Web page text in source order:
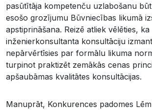
pasūtītāja kompetenču uzlabošanu
esošo grozījumu Būvniecības likumā
apstiprināšana. Reizē atliek vēlēties, ka
inženierkonsultanta konsultāciju
nepārvērtīsies par formālu likuma
turpinot praktizēt zemākās cenas
apšaubāmas kvalitātes konsultācijas.
Manuprāt, Konkurences padomes